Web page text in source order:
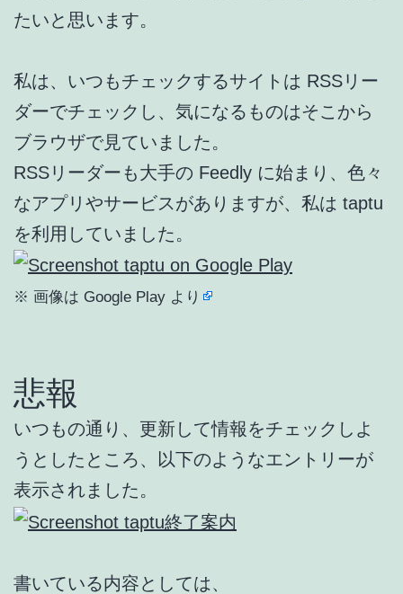
たいと思います。
私は、いつもチェックするサイトは RSSリー
ダーでチェックし、気になるものはそこから
ブラウザで見ていました。
RSSリーダーも大手の Feedly に始まり、色々
なアプリやサービスがありますが、私は taptu
を利用していました。
※ 画像は Google Play より
悲報
いつもの通り、更新して情報をチェックしよ
うとしたところ、以下のようなエントリーが
表示されました。
書いている内容としては、